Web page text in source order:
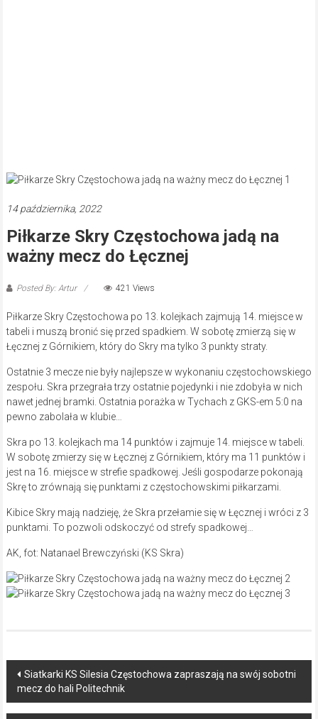
14 października, 2022
Piłkarze Skry Częstochowa jadą na
ważny mecz do Łęcznej
Posted By: Artur 421 Views
Piłkarze Skry Częstochowa po 13. kolejkach zajmują 14. miejsce w
tabeli i muszą bronić się przed spadkiem. W sobotę zmierzą się w
Łęcznej z Górnikiem, który do Skry ma tylko 3 punkty straty.
Ostatnie 3 mecze nie były najlepsze w wykonaniu częstochowskiego
zespołu. Skra przegrała trzy ostatnie pojedynki i nie zdobyła w nich
nawet jednej bramki. Ostatnia porażka w Tychach z GKS-em 5:0 na
pewno zabolała w klubie…
Skra po 13. kolejkach ma 14 punktów i zajmuje 14. miejsce w tabeli.
W sobotę zmierzy się w Łęcznej z Górnikiem, który ma 11 punktów i
jest na 16. miejsce w strefie spadkowej. Jeśli gospodarze pokonają
Skrę to zrównają się punktami z częstochowskimi piłkarzami.
Kibice Skry mają nadzieję, że Skra przełamie się w Łęcznej i wróci z 3
punktami. To pozwoli odskoczyć od strefy spadkowej…
AK, fot: Natanael Brewczyński (KS Skra)
Post
navigation
Siatkarki KS Silesia Częstochowa zapraszają na swój sobotni
mecz do hali Politechnik